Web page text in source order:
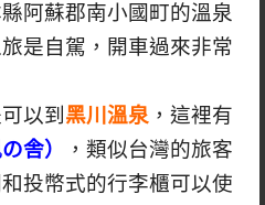
阿蘇郡南小國町的溫泉
是自駕，開車過來非常
以到 黑川溫泉 ，這裡有
舎）
，類似台灣的旅客
投幣式的行李櫃可以使